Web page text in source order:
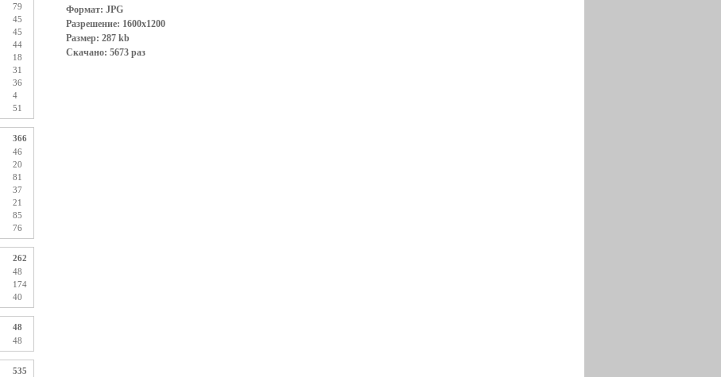
79
45
45
44
18
31
36
4
51
366
46
20
81
37
21
85
76
262
48
174
40
48
48
535
Формат: JPG
Разрешение: 1600x1200
Размер: 287 kb
Скачано: 5673 раз